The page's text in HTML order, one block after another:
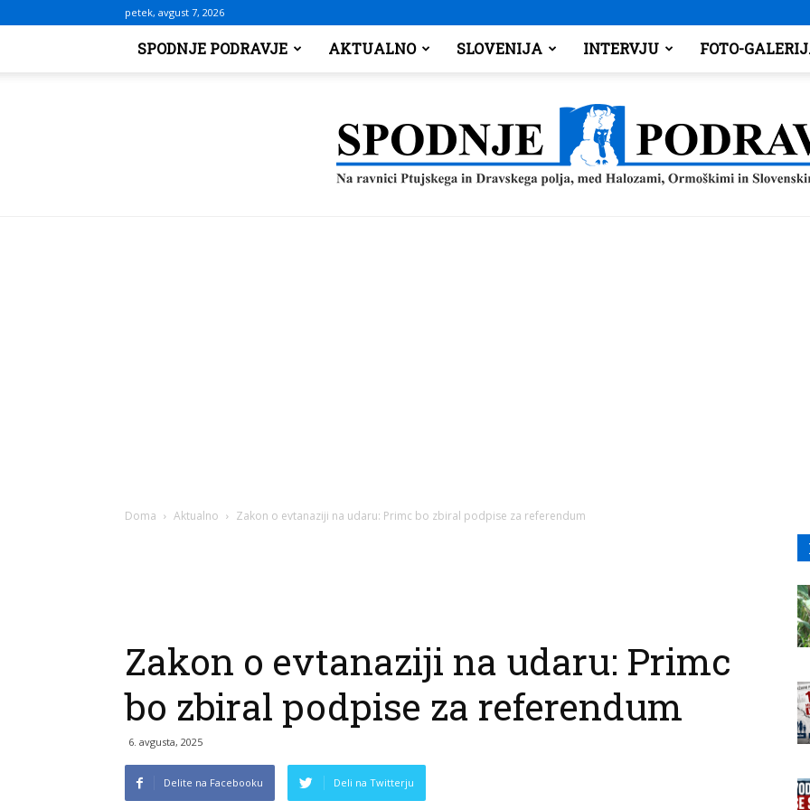
petek, avgust 7, 2026
SPODNJE PODRAVJE AKTUALNO SLOVENIJA INTERVJU FOTO-
Doma Aktualno Zakon o evtanaziji na udaru: Primc bo zbiral podpise za referendum
Zakon o evtanaziji na udaru: Primc
bo zbiral podpise za referendum
6. avgusta, 2025
Delite na Facebooku Deli na Twitterju